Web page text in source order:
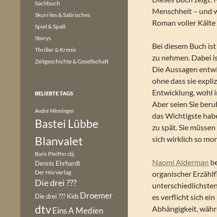
Menschheit – und
Roman voller
Bei diesem Buch
zu nehmen. Dabei
Die Aussagen
ohne dass sie
Entwicklung, wohl
Aber seien Sie
das Wichtigste
zu spät. Sie
sich wirklich so
Naomi Alderman
organischer
es verflicht sich
Abhängigkeit,
Sachbuch
Skurriles & Satirisches
Spiel & Spaß
Storys
Thriller & Krimis
Zeitgeschichte & Gesellschaft
BELIEBTE TAGS
André Minninger
Bastei Lübbe
Blanvalet
Boris Pfeiffercbj
Dennis Ehrhardt
Der Hörverlag
Die drei ???
Die drei ??? Kids Droemer
dtvEins A Medien